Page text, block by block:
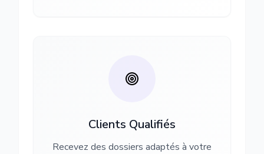
Clients Qualifiés
Recevez des dossiers adaptés à votre